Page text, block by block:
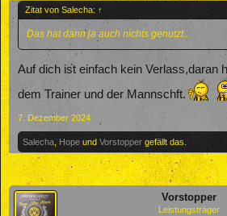
Zitat von Salecha: ↑
Das hat dann ja auch nichts genutzt...
Auf dich ist einfach kein Verlass,daran
dem Trainer und der Mannschft.
7. Dezember 2024
Salecha Hope und Vorstopper gefällt das.
Vorstopper
Leistungsträger